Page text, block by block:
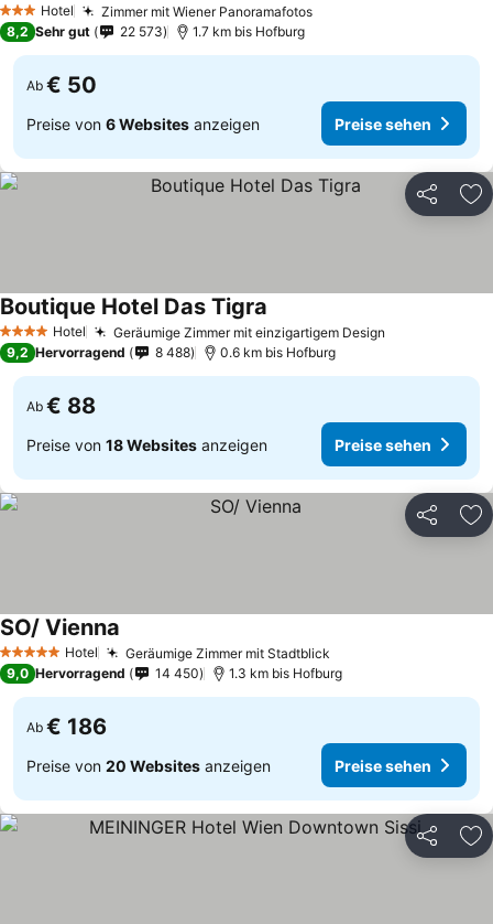
3 SterneHotel Zimmer mit Wiener Panoramafotos
8,2 Sehr gut 22 573 1.7 km bis Hofburg
Ab € 50
Preise von 6 Websites anzeigen Preise sehen
Teilen
4 Sterne Hotel Geräumige Zimmer mit einzigartigem Design
Boutique Hotel Das Tigra
9,2 Hervorragend 8 488 0.6 km bis Hofburg
Ab € 88
Preise von 18 Websites anzeigen Preise sehen
Teilen
5 Sterne Hotel Geräumige Zimmer mit Stadtblick
SO/ Vienna
9,0 Hervorragend 14 450 1.3 km bis Hofburg
Ab € 186
Preise von 20 Websites anzeigen Preise sehen
Teilen